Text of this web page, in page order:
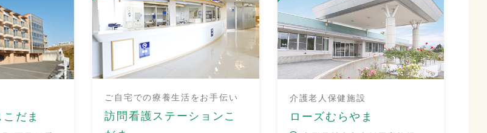
だま
ご自宅での療養生活をお手伝い
訪問看護ステーションこ
介護老人保健施設
ローズむらやま